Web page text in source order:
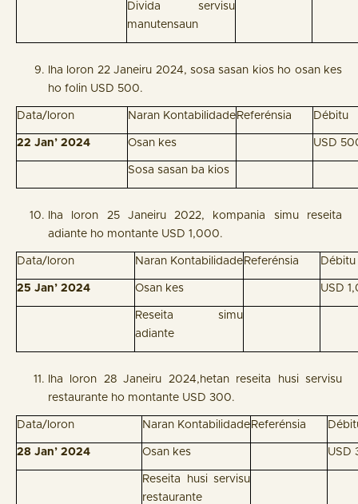
Divida servisu
manutensaun
Iha loron 22 Janeiru 2024, sosa sasan kios ho osan kes
ho folin USD 500.
Data/loron Naran Kontabilidade Referénsia Débitu
22 Jan’ 2024 Osan kes USD
Sosa sasan ba kios
Iha loron 25 Janeiru 2022, kompania simu reseita
adiante ho montante USD 1,000.
Data/loron Naran Kontabilidade Referénsia Débitu
25 Jan’ 2024 Osan kes USD
Reseita simu
adiante
Iha loron 28 Janeiru 2024,hetan reseita husi servisu
restaurante ho montante USD 300.
Data/loron Naran Kontabilidade Referénsia
28 Jan’ 2024 Osan kes USD
Reseita husi servisu
restaurante